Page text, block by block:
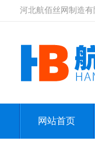
河北航佰丝网制造有
网站首页